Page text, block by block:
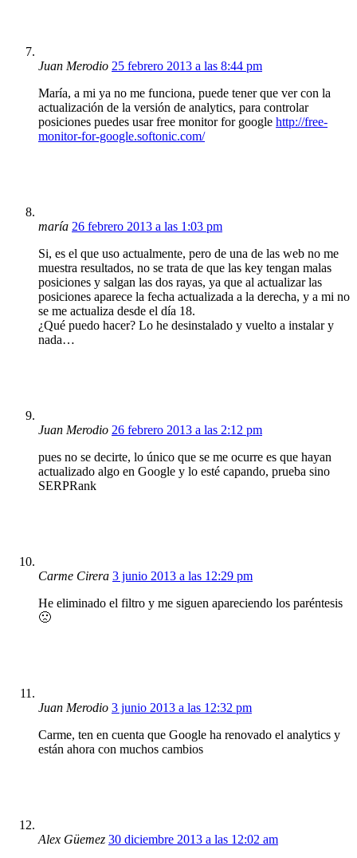
Juan Merodio 25 febrero 2013 a las 8:44 pm
María, a mi ya no me funciona, puede tener que ver con la
actualización de la versión de analytics, para controlar
posiciones puedes usar free monitor for google http://free-
monitor-for-google.softonic.com/
maría 26 febrero 2013 a las 1:03 pm
Si, es el que uso actualmente, pero de una de las web no me
muestra resultados, no se trata de que las key tengan malas
posiciones y salgan las dos rayas, ya que al actualizar las
posiciones aparece la fecha actualizada a la derecha, y a mi no
se me actualiza desde el día 18.
¿Qué puedo hacer? Lo he desinstalado y vuelto a instalar y
nada…
Juan Merodio 26 febrero 2013 a las 2:12 pm
pues no se decirte, lo único que se me ocurre es que hayan
actualizado algo en Google y lo esté capando, prueba sino
SERPRank
Carme Cirera 3 junio 2013 a las 12:29 pm
He eliminado el filtro y me siguen apareciendo los paréntesis
🙁
Juan Merodio 3 junio 2013 a las 12:32 pm
Carme, ten en cuenta que Google ha renovado el analytics y
están ahora con muchos cambios
Alex Güemez 30 diciembre 2013 a las 12:02 am